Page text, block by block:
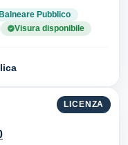
Pubblico
Visura disponibile
LICENZA